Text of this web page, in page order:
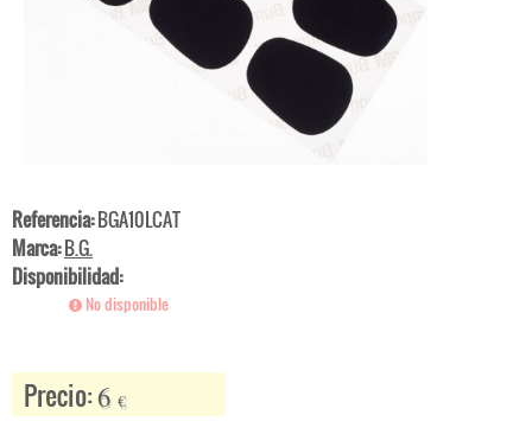
Referencia:BGA10LCAT
Marca:B.G.
Disponibilidad:
No disponible
Precio:6 €